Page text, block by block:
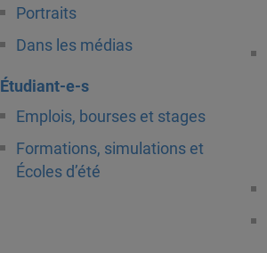
Portraits
Dans les médias
Étudiant-e-s
Emplois, bourses et stages
Formations, simulations et
Écoles d’été